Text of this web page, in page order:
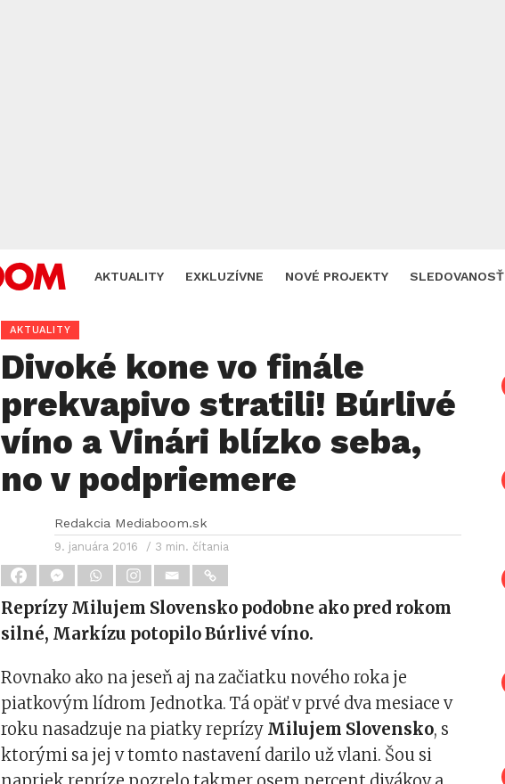
AKTUALITY EXKLUZÍVNE NOVÉ PROJEKTY SLEDOVANOSŤ
AKTUALITY
Divoké kone vo finále
prekvapivo stratili! Búrlivé
víno a Vinári blízko seba,
no v podpriemere
Redakcia Mediaboom.sk
9. januára 2016 / 3 min. čítania
Reprízy Milujem Slovensko podobne ako pred rokom
silné, Markízu potopilo Búrlivé víno.
Rovnako ako na jeseň aj na začiatku nového roka je
piatkovým lídrom Jednotka. Tá opäť v prvé dva mesiace v
roku nasadzuje na piatky reprízy Milujem Slovensko, s
ktorými sa jej v tomto nastavení darilo už vlani. Šou si